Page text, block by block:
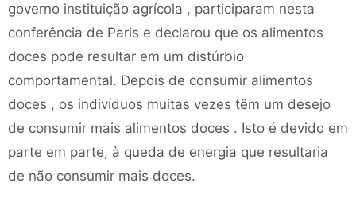
governo instituição agrícola , participaram nesta
conferência de Paris e declarou que os alimentos
doces pode resultar em um distúrbio
comportamental. Depois de consumir alimentos
doces , os indivíduos muitas vezes têm um desejo
de consumir mais alimentos doces . Isto é devido em
parte em parte, à queda de energia que resultaria
de não consumir mais doces.